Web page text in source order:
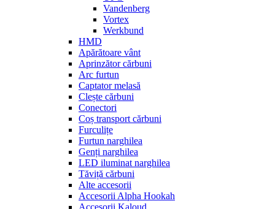
Vandenberg
Vortex
Werkbund
HMD
Apărătoare vânt
Aprinzător cărbuni
Arc furtun
Captator melasă
Clește cărbuni
Conectori
Coș transport cărbuni
Furculițe
Furtun narghilea
Genți narghilea
LED iluminat narghilea
Tăviță cărbuni
Alte accesorii
Accesorii Alpha Hookah
Accesorii Kaloud